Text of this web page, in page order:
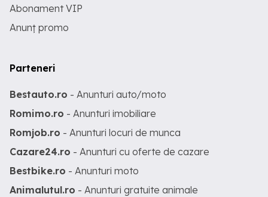
Abonament VIP
Anunț promo
Parteneri
Bestauto.ro - Anunturi auto/moto
Romimo.ro - Anunturi imobiliare
Romjob.ro - Anunturi locuri de munca
Cazare24.ro - Anunturi cu oferte de cazare
Bestbike.ro - Anunturi moto
Animalutul.ro - Anunturi gratuite animale